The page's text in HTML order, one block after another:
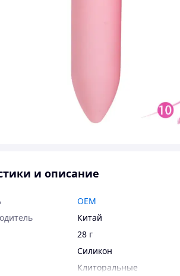
и описание
OEM
Китай
28 г
Силикон
Клиторальные